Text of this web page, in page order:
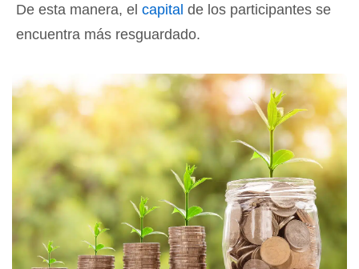
De esta manera, el capital de los participantes se
encuentra más resguardado.